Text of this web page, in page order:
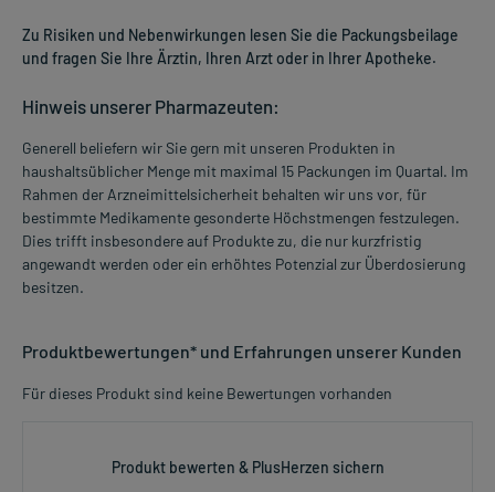
Zu Risiken und Nebenwirkungen lesen Sie die Packungsbeilage
und fragen Sie Ihre Ärztin, Ihren Arzt oder in Ihrer Apotheke.
Hinweis unserer Pharmazeuten:
Generell beliefern wir Sie gern mit unseren Produkten in
haushaltsüblicher Menge mit maximal 15 Packungen im Quartal. Im
Rahmen der Arzneimittelsicherheit behalten wir uns vor, für
bestimmte Medikamente gesonderte Höchstmengen festzulegen.
Dies trifft insbesondere auf Produkte zu, die nur kurzfristig
angewandt werden oder ein erhöhtes Potenzial zur Überdosierung
besitzen.
Produktbewertungen* und Erfahrungen unserer Kunden
Für dieses Produkt sind keine Bewertungen vorhanden
Produkt bewerten & PlusHerzen sichern